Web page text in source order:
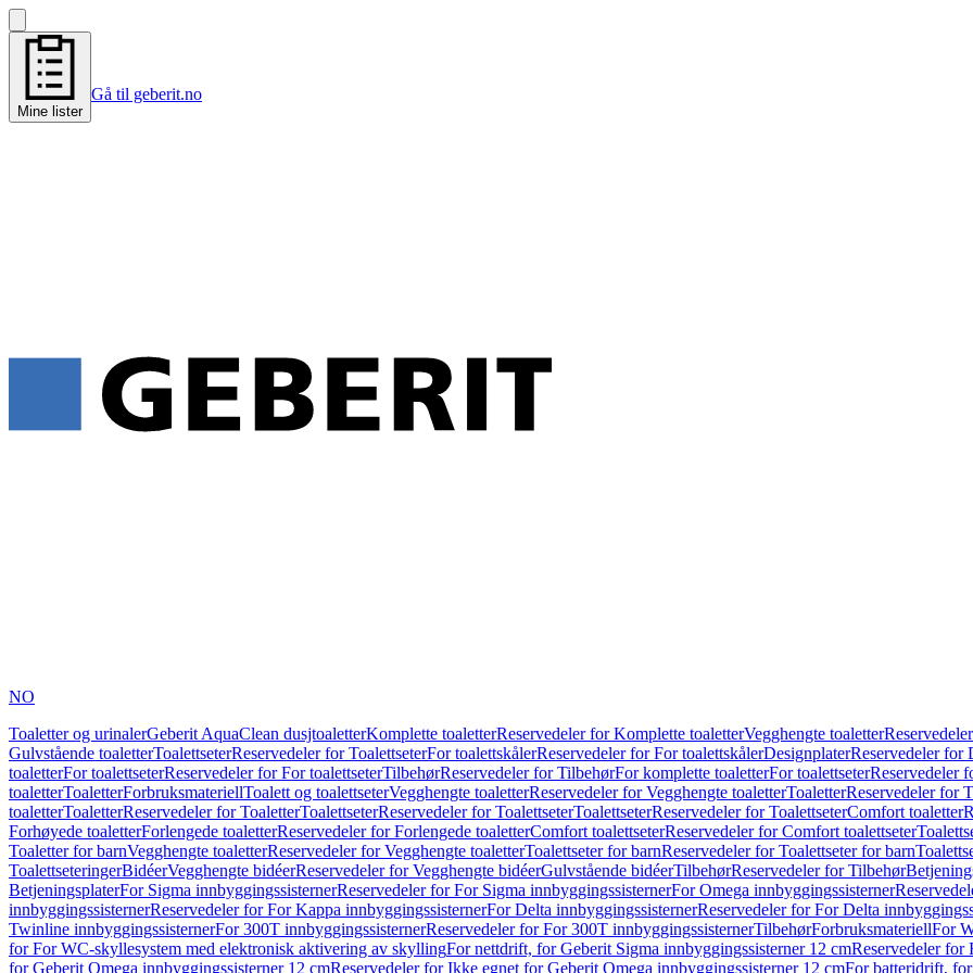
Mine lister
Gå til geberit.no
NO
Toaletter og urinalerGeberit AquaClean dusjtoaletterKomplette toaletterReservedeler for Komplette toaletterVegghengte toaletter
Gulvstående toaletterToalettseterReservedeler for ToalettseterFor toalettskålerReservedeler for For toalettskålerDesignplaterReservedeler for
toaletterFor toalettseterReservedeler for For toalettseterTilbehørReservedeler for TilbehørFor komplette toaletterFor toalettseterReservedeler
toaletterToaletterForbruksmateriellToalett og toalettseterVegghengte toaletterReservedeler for Vegghengte toaletterToaletterReservedeler for
toaletterToaletterReservedeler for ToaletterToalettseterReservedeler for ToalettseterToalettseterReservedeler for ToalettseterComfort toaletter
Forhøyede toaletterForlengede toaletterReservedeler for Forlengede toaletterComfort toalettseterReservedeler for Comfort toalettseter
Toaletter for barnVegghengte toaletterReservedeler for Vegghengte toaletterToalettseter for barnReservedeler for Toalettseter for barn
ToalettseteringerBidéerVegghengte bidéerReservedeler for Vegghengte bidéerGulvstående bidéerTilbehørReservedeler for Tilbehør
BetjeningsplaterFor Sigma innbyggingssisternerReservedeler for For Sigma innbyggingssisternerFor Omega innbyggingssisterner
innbyggingssisternerReservedeler for For Kappa innbyggingssisternerFor Delta innbyggingssisternerReservedeler for For Delta
Twinline innbyggingssisternerFor 300T innbyggingssisternerReservedeler for For 300T innbyggingssisternerTilbehørForbruksmateriellFor
for For WC-skyllesystem med elektronisk aktivering av skyllingFor nettdrift, for Geberit Sigma innbyggingssisterner 12 cmReservedeler for
for Geberit Omega innbyggingssisterner 12 cmReservedeler for Ikke egnet for Geberit Omega innbyggingssisterner 12 cmFor batteridrift,